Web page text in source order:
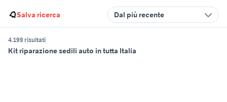
Salva ricerca Dal più recente
4.199 risultati
Kit riparazione sedili auto in tutta Italia